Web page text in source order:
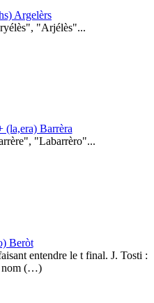
Argelèrs
"Arjélès"...
(la,era) Barrèra
"Labarrèro"...
Beròt
entendre le t final. J. Tosti :
nom (…)